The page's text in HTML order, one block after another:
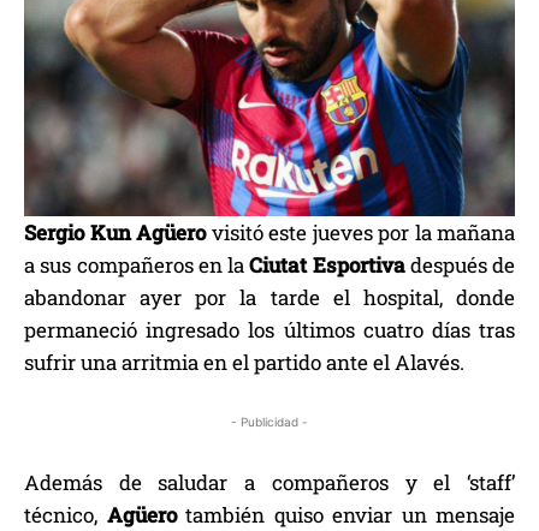
Sergio Kun Agüerovisitó este jueves por la mañana
a sus compañeros en laCiutat Esportivadespués de
abandonar ayer por la tarde el hospital, donde
permaneció ingresado los últimos cuatro días tras
sufrir una arritmia en el partido ante el Alavés.
- Publicidad -
Además de saludar a compañeros y el ‘staff’
técnico, Agüero también quiso enviar un mensaje